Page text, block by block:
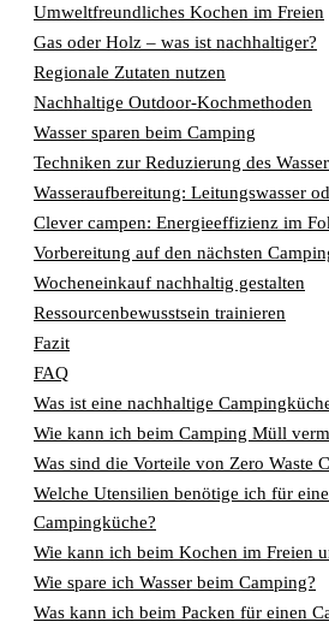
Umweltfreundliches Kochen im Freien
Gas oder Holz – was ist nachhaltiger?
Regionale Zutaten nutzen
Nachhaltige Outdoor-Kochmethoden
Wasser sparen beim Camping
Techniken zur Reduzierung des
Wasseraufbereitung: Leitungswasser
Clever campen: Energieeffizienz im
Vorbereitung auf den nächsten
Wocheneinkauf nachhaltig gestalten
Ressourcenbewusstsein trainieren
Fazit
FAQ
Was ist eine nachhaltige
Wie kann ich beim Camping Müll
Was sind die Vorteile von Zero Waste
Welche Utensilien benötige ich für
Campingküche?
Wie kann ich beim Kochen im Freien
Wie spare ich Wasser beim Camping?
Was kann ich beim Packen für einen